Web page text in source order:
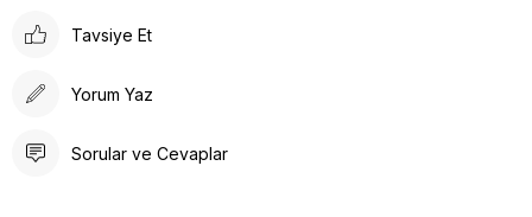
Tavsiye Et
Yorum Yaz
Sorular ve Cevaplar